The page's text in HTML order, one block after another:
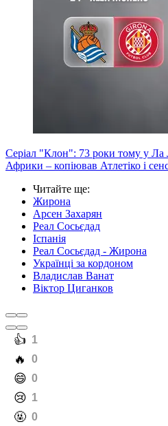
Серіал "Клон": 73 роки тому у Ла
Африки – копіював Атлетіко і
Читайте ще:
Жирона
Арсен Захарян
Реал Сосьєдад
Іспанія
Реал Сосьєдад - Жирона
Українці за кордоном
Владислав Ванат
Віктор Циганков
️👍 1
️🔥 0
️😄 0
️😢 1
️🤬 0